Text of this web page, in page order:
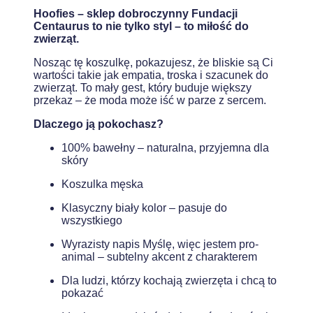
Hoofies – sklep dobroczynny Fundacji
Centaurus to nie tylko styl – to miłość do
zwierząt.
Nosząc tę koszulkę, pokazujesz, że bliskie są Ci
wartości takie jak empatia, troska i szacunek do
zwierząt. To mały gest, który buduje większy
przekaz – że moda może iść w parze z sercem.
Dlaczego ją pokochasz?
100% bawełny – naturalna, przyjemna dla
skóry
Koszulka męska
Klasyczny biały kolor – pasuje do
wszystkiego
Wyrazisty napis Myślę, więc jestem pro-
animal – subtelny akcent z charakterem
Dla ludzi, którzy kochają zwierzęta i chcą to
pokazać